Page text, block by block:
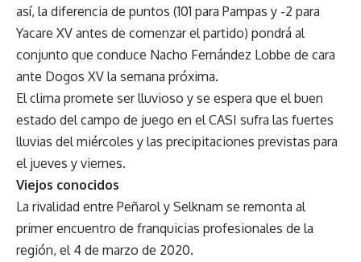
así, la diferencia de puntos (101 para Pampas y -2 para
Yacare XV antes de comenzar el partido) pondrá al
conjunto que conduce Nacho Fernández Lobbe de cara
ante Dogos XV la semana próxima.
El clima promete ser lluvioso y se espera que el buen
estado del campo de juego en el CASI sufra las fuertes
lluvias del miércoles y las precipitaciones previstas para
el jueves y viernes.
Viejos conocidos
La rivalidad entre Peñarol y Selknam se remonta al
primer encuentro de franquicias profesionales de la
región, el 4 de marzo de 2020.